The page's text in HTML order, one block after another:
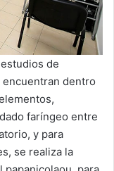
de
dentro
faríngeo entre
y para
se realiza la